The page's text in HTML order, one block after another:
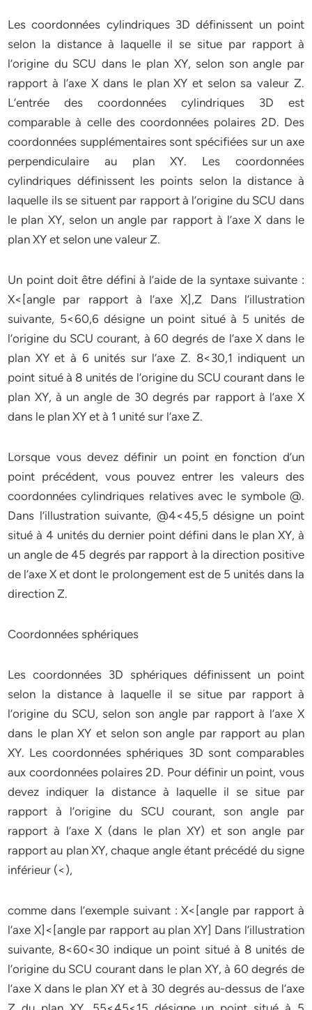
Les coordonnées cylindriques 3D définissent un point
selon la distance à laquelle il se situe par rapport à
l’origine du SCU dans le plan XY, selon son angle par
rapport à l’axe X dans le plan XY et selon sa valeur Z.
L’entrée des coordonnées cylindriques 3D est
comparable à celle des coordonnées polaires 2D. Des
coordonnées supplémentaires sont spécifiées sur un axe
perpendiculaire au plan XY. Les coordonnées
cylindriques définissent les points selon la distance à
laquelle ils se situent par rapport à l’origine du SCU dans
le plan XY, selon un angle par rapport à l’axe X dans le
plan XY et selon une valeur Z.
Un point doit être défini à l’aide de la syntaxe suivante :
X<[angle par rapport à l’axe X],Z Dans l’illustration
suivante, 5<60,6 désigne un point situé à 5 unités de
l’origine du SCU courant, à 60 degrés de l’axe X dans le
plan XY et à 6 unités sur l’axe Z. 8<30,1 indiquent un
point situé à 8 unités de l’origine du SCU courant dans le
plan XY, à un angle de 30 degrés par rapport à l’axe X
dans le plan XY et à 1 unité sur l’axe Z.
Lorsque vous devez définir un point en fonction d’un
point précédent, vous pouvez entrer les valeurs des
coordonnées cylindriques relatives avec le symbole @.
Dans l’illustration suivante, @4<45,5 désigne un point
situé à 4 unités du dernier point défini dans le plan XY, à
un angle de 45 degrés par rapport à la direction positive
de l’axe X et dont le prolongement est de 5 unités dans la
direction Z.
Coordonnées sphériques
Les coordonnées 3D sphériques définissent un point
selon la distance à laquelle il se situe par rapport à
l’origine du SCU, selon son angle par rapport à l’axe X
dans le plan XY et selon son angle par rapport au plan
XY. Les coordonnées sphériques 3D sont comparables
aux coordonnées polaires 2D. Pour définir un point, vous
devez indiquer la distance à laquelle il se situe par
rapport à l’origine du SCU courant, son angle par
rapport à l’axe X (dans le plan XY) et son angle par
rapport au plan XY, chaque angle étant précédé du signe
inférieur (<),
comme dans l’exemple suivant : X<[angle par rapport à
l’axe X]<[angle par rapport au plan XY] Dans l’illustration
suivante, 8<60<30 indique un point situé à 8 unités de
l’origine du SCU courant dans le plan XY, à 60 degrés de
l’axe X dans le plan XY et à 30 degrés au-dessus de l’axe